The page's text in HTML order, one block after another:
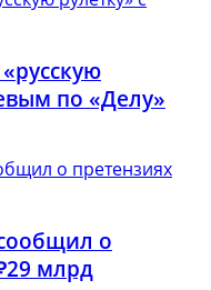
по «Делу»
о
млрд